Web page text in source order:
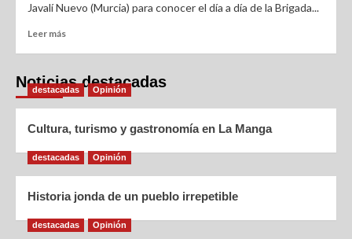
Javalí Nuevo (Murcia) para conocer el día a día de la Brigada...
Leer más
Noticias destacadas
destacadas Opinión
Cultura, turismo y gastronomía en La Manga
destacadas Opinión
Historia jonda de un pueblo irrepetible
destacadas Opinión